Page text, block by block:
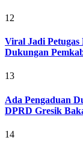
12
Viral Jadi
Dukungan
13
Ada Pengaduan
DPRD Gresik
14